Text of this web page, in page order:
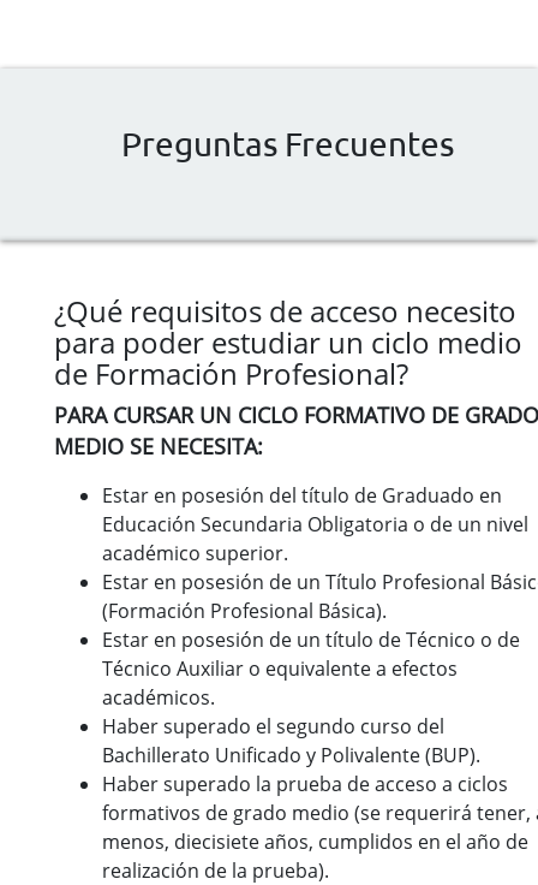
Preguntas Frecuentes
¿Qué requisitos de acceso necesito
para poder estudiar un ciclo medio
de Formación Profesional?
PARA CURSAR UN CICLO FORMATIVO DE GRADO
MEDIO SE NECESITA:
Estar en posesión del título de Graduado en
Educación Secundaria Obligatoria o de un nivel
académico superior.
Estar en posesión de un Título Profesional
(Formación Profesional Básica).
Estar en posesión de un título de Técnico o de
Técnico Auxiliar o equivalente a efectos
académicos.
Haber superado el segundo curso del
Bachillerato Unificado y Polivalente (BUP).
Haber superado la prueba de acceso a ciclos
formativos de grado medio (se requerirá tener,
menos, diecisiete años, cumplidos en el año de
realización de la prueba).